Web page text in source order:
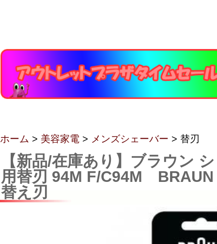
ホーム > 美容家電 > メンズシェーバー > 替刃
【新品/在庫あり】ブラウン
用替刃 94M F/C94M
替え刃